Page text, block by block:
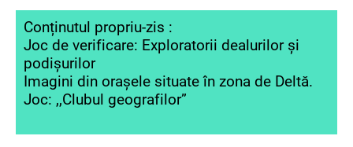
Conținutul propriu-zis :
Joc de verificare: Exploratorii dealurilor și
podișurilor
Imagini din orașele situate în zona de Deltă.
Joc: ,,Clubul geografilor”